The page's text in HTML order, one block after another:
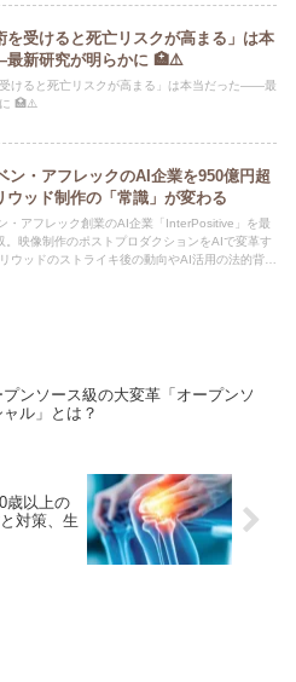
を受けると死亡リスクが高まる」は本
新研究が明らかに 🏥⚠️
受けると死亡リスクが高まる」は本当だった——最
🏥⚠️
ン・アフレックのAI企業を950億円超
ウッド制作の「常識」が変わる
・アフレック創業のAI企業「InterPositive」を最
。映像制作のポストプロダクションをAIで変革す
ウッドのストライキ後の動向やAI活用の法的背景
プンソース級の大変革「オープンソ
ャル」とは？
歳以上の
対策、生